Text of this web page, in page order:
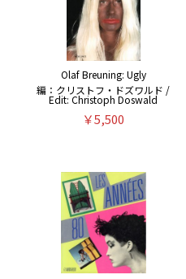
Olaf Breuning: Ugly
編：クリストフ・ドズワルド /
Edit: Christoph Doswald
￥5,500